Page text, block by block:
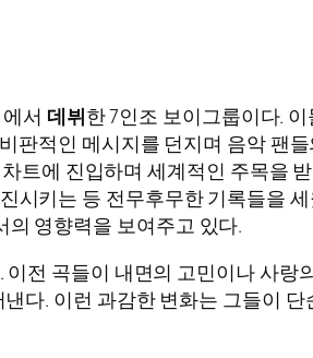
서 데뷔한 7인조 보이그룹이다.
판적인 메시지를 던지며 음악 팬
에 진입하며 세계적인 주목을 받
키는 등 전무후무한 기록들을
영향력을 보여주고 있다.
전 곡들이 내면의 고민이나 사
다. 이런 과감한 변화는 그들이